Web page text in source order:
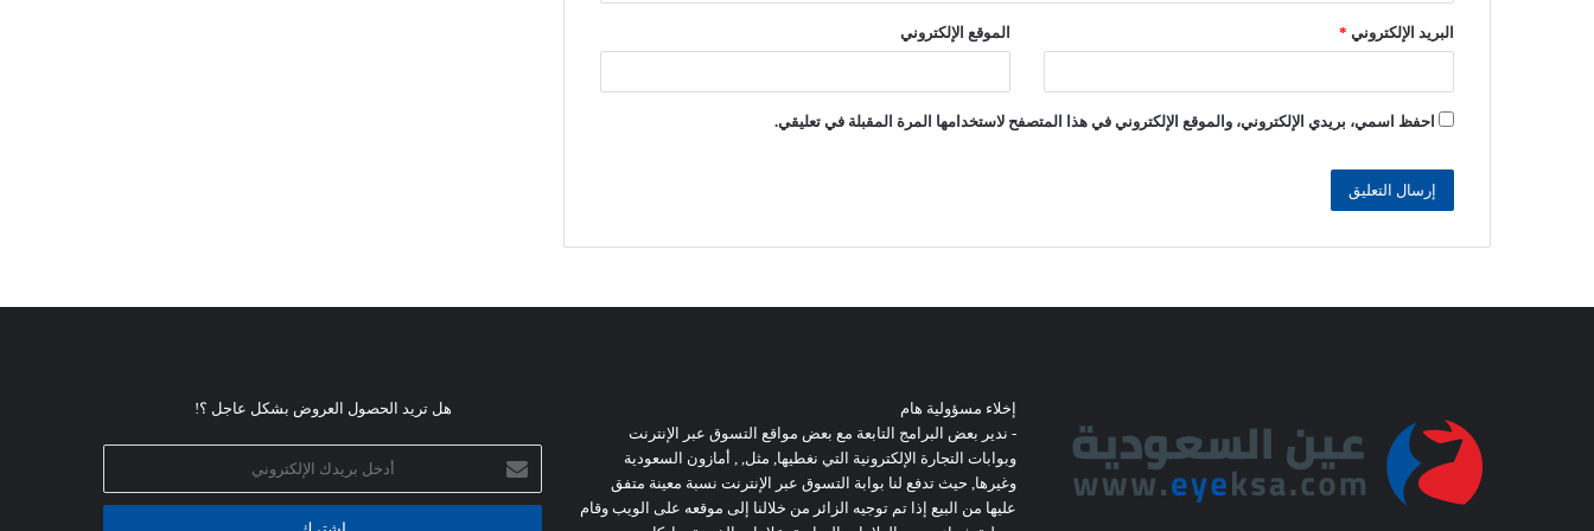
البريد الإلكتروني * الموقع الإلكتروني
احفظ اسمي، بريدي الإلكتروني، والموقع الإلكتروني في هذا المتصفح لاستخدامها المرة المقبلة في تعليقي.
إخلاء مسؤولية هام
- ندير بعض البرامج التابعة مع بعض مواقع التسوق عبر الإنترنت
وبوابات التجارة الإلكترونية التي نغطيها, مثل, , أمازون السعودية
وغيرها, حيث تدفع لنا بوابة التسوق عبر الإنترنت نسبة معينة متفق
عليها من البيع إذا تم توجيه الزائر من خلالنا إلى موقعه على الويب وقام
هل تريد الحصول العروض بشكل عاجل ؟!
أدخل
بريدك
الإلكتروني